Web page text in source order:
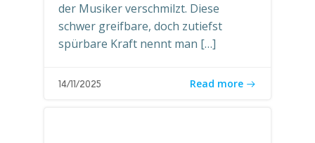
der Musiker verschmilzt. Diese
schwer greifbare, doch zutiefst
spürbare Kraft nennt man […]
14/11/2025 Read more